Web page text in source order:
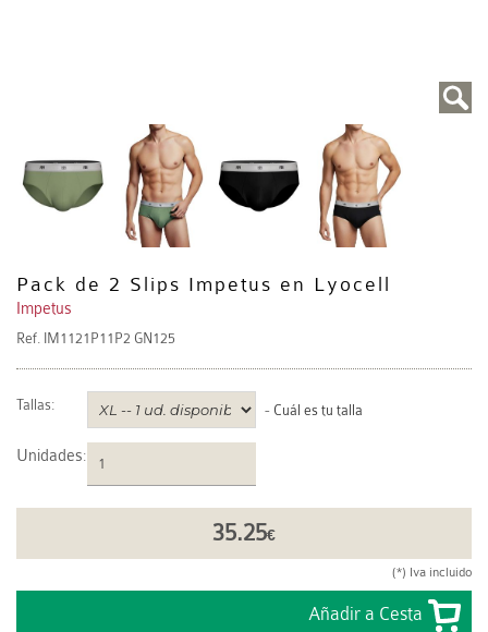
Pack de 2 Slips Impetus en Lyocell
Impetus
Ref. IM1121P11P2 GN125
Tallas: - Cuál es tu talla
Unidades:
35.25€
(*) Iva incluido